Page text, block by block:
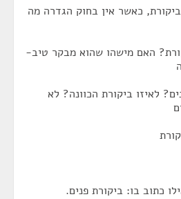
כאשר אין בחוק הגדרה מה
האם מישהו שהוא מבקר טיב-
לאיזו ביקורת הכוונה? לא
כתוב בו: ביקורת פנים.